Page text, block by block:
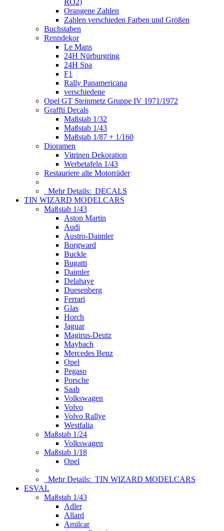
RO2)
Orangene Zahlen
Zahlen verschieden Farben und Größen
Buchstaben
Renndekor
Le Mans
24H Nürburgring
24H Spa
F1
Rally Panamericana
verschiedene
Opel GT Steinmetz Gruppe IV 1971/1972
Graffti Decals
Maßstab 1/32
Maßstab 1/43
Maßstab 1/87 + 1/160
Dioramen
Vitrinen Dekoration
Werbetafeln 1/43
Restauriere alte Motorräder
Mehr Details: DECALS
TIN WIZARD MODELCARS
Maßstab 1/43
Aston Martin
Audi
Austro-Daimler
Borgward
Buckle
Bugatti
Daimler
Delahaye
Duesenberg
Ferrari
Glas
Horch
Jaguar
Magirus-Deutz
Maybach
Mercedes Benz
Opel
Pegaso
Porsche
Saab
Volkswagen
Volvo
Volvo Rallye
Westfalia
Maßstab 1/24
Volkswagen
Maßstab 1/18
Opel
Mehr Details: TIN WIZARD MODELCARS
ESVAL
Maßstab 1/43
Adler
Allard
Amilcar